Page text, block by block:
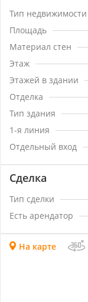
Тип недвижимости
Площадь
Материал стен
Этаж
Этажей в здании
Отделка
Тип здания
1-я линия
Отдельный вход
Сделка
Тип сделки
Есть арендатор
На карте